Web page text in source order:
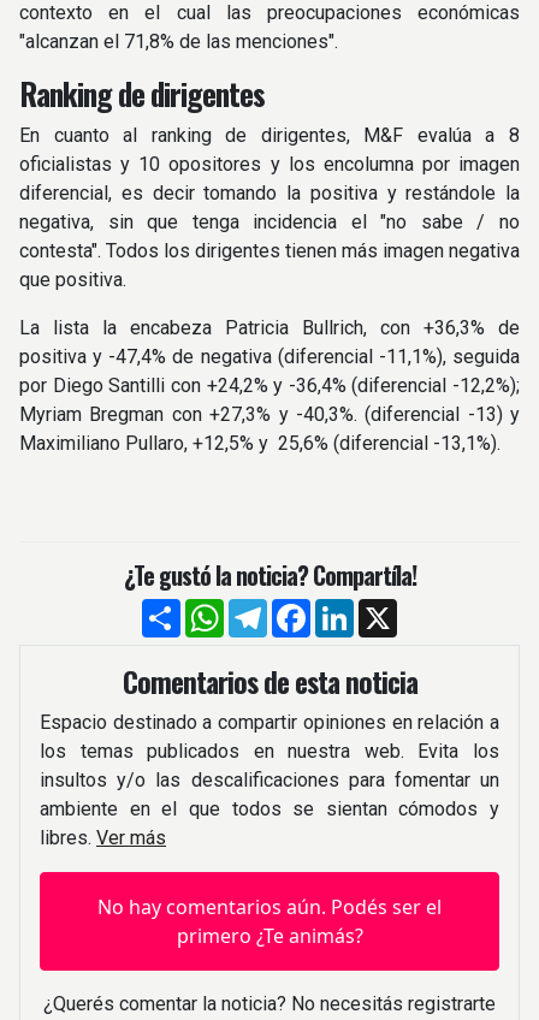
contexto en el cual las preocupaciones económicas
"alcanzan el 71,8% de las menciones".
Ranking de dirigentes
En cuanto al ranking de dirigentes, M&F evalúa a 8
oficialistas y 10 opositores y los encolumna por imagen
diferencial, es decir tomando la positiva y restándole la
negativa, sin que tenga incidencia el "no sabe / no
contesta". Todos los dirigentes tienen más imagen negativa
que positiva.
La lista la encabeza Patricia Bullrich, con +36,3% de
positiva y -47,4% de negativa (diferencial -11,1%), seguida
por Diego Santilli con +24,2% y -36,4% (diferencial -12,2%);
Myriam Bregman con +27,3% y -40,3%. (diferencial -13) y
Maximiliano Pullaro, +12,5% y  25,6% (diferencial -13,1%).
¿Te gustó la noticia? Compartíla!
CompartirWhatsApp
TelegramFacebook
LinkedIn
Comentarios de esta noticia
Espacio destinado a compartir opiniones en relación a
los temas publicados en nuestra web. Evita los
insultos y/o las descalificaciones para fomentar un
ambiente en el que todos se sientan cómodos y
libres. Ver más
No hay comentarios aún. Podés ser el
primero ¿Te animás?
¿Querés comentar la noticia? No necesitás registrarte